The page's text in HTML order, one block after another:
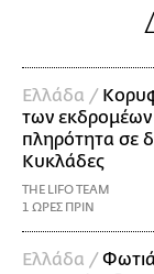
Ελλάδα /
των
πληρότητα σε
Κυκλάδες
THE LIFO TEAM
1 ΩΡΕΣ ΠΡΙΝ
Ελλάδα /